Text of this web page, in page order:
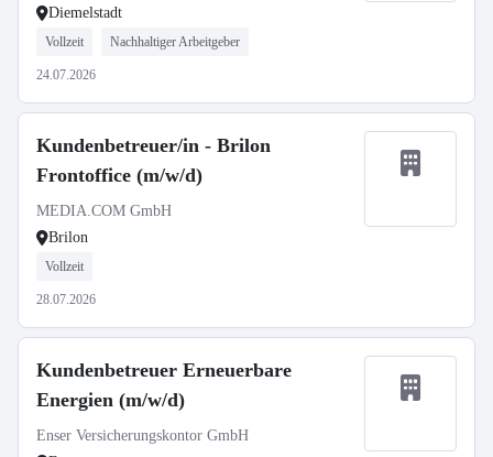
Diemelstadt
Vollzeit Nachhaltiger Arbeitgeber
24.07.2026
Kundenbetreuer/in - Brilon
Frontoffice (m/w/d)
MEDIA.COM GmbH
Brilon
Vollzeit
28.07.2026
Kundenbetreuer Erneuerbare
Energien (m/w/d)
Enser Versicherungskontor GmbH